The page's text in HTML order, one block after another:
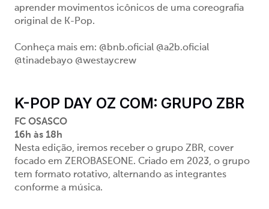
aprender movimentos icônicos de uma coreografia
original de K-Pop.
Conheça mais em: @bnb.oficial @a2b.oficial
@tinadebayo @westaycrew
K-POP DAY OZ COM: GRUPO ZBR
FC OSASCO
16h às 18h
Nesta edição, iremos receber o grupo ZBR, cover
focado em ZEROBASEONE. Criado em 2023, o grupo
tem formato rotativo, alternando as integrantes
conforme a música.